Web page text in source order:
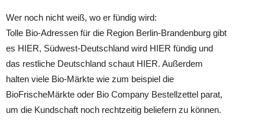
Wer noch nicht weiß, wo er fündig wird:
Tolle Bio-Adressen für die Region Berlin-Brandenburg gibt
es HIER, Südwest-Deutschland wird HIER fündig und
das restliche Deutschland schaut HIER. Außerdem
halten viele Bio-Märkte wie zum beispiel die
BioFrischeMärkte oder Bio Company Bestellzettel parat,
um die Kundschaft noch rechtzeitig beliefern zu können.